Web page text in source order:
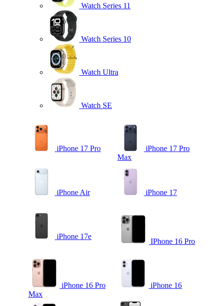
Watch Series 11
Watch Series 10
Watch Ultra
Watch SE
iPhone 17 Pro
iPhone 17 Pro
Max
iPhone Air iPhone 17
iPhone 17e
IPhone 16 Pro
iPhone 16 Pro
Max
iPhone 16